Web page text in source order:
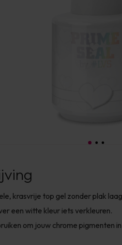
krasvrije top gel zonder plak
een witte kleur iets verkleuren.
om jouw chrome pigmenten